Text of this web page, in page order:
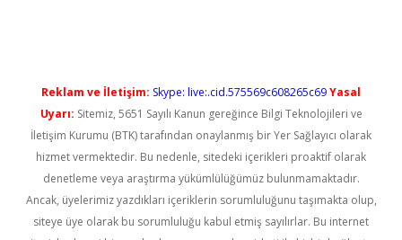
Reklam ve İletişim: Skype: live:.cid.575569c608265c69Yasal
Uyarı: Sitemiz, 5651 Sayılı Kanun gereğince Bilgi Teknolojileri ve
İletişim Kurumu (BTK) tarafından onaylanmış bir Yer Sağlayıcı olarak
hizmet vermektedir. Bu nedenle, sitedeki içerikleri proaktif olarak
denetleme veya araştırma yükümlülüğümüz bulunmamaktadır.
Ancak, üyelerimiz yazdıkları içeriklerin sorumluluğunu taşımakta olup,
siteye üye olarak bu sorumluluğu kabul etmiş sayılırlar. Bu internet